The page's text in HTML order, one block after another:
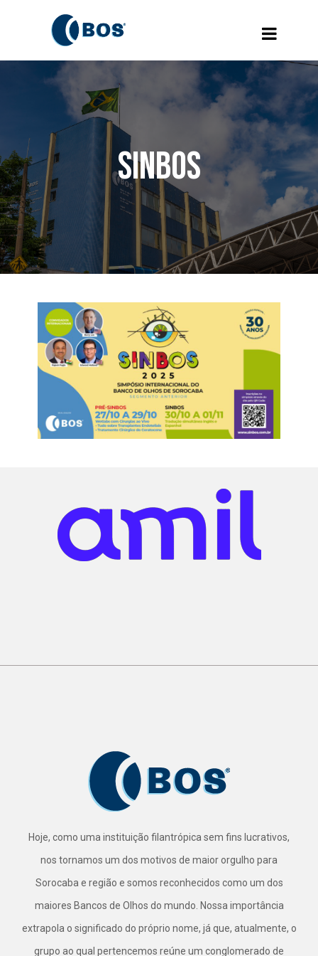
SINBOS
Hoje, como uma instituição filantrópica sem fins lucrativos,
nos tornamos um dos motivos de maior orgulho para
Sorocaba e região e somos reconhecidos como um dos
maiores Bancos de Olhos do mundo. Nossa importância
extrapola o significado do próprio nome, já que, atualmente, o
grupo ao qual pertencemos reúne um conglomerado de